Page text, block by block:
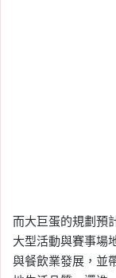
而大巨蛋的規劃預
大型活動與賽事場
與餐飲業發展，並